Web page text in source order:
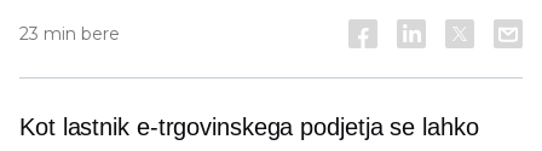
23 min bere
Kot lastnik e-trgovinskega podjetja se lahko